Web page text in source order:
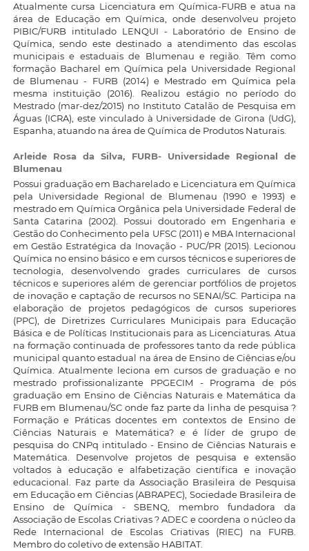
Atualmente cursa Licenciatura em Química-FURB e atua na
área de Educação em Química, onde desenvolveu projeto
PIBIC/FURB intitulado LENQUI - Laboratório de Ensino de
Química, sendo este destinado a atendimento das escolas
municipais e estaduais de Blumenau e região. Têm como
formação Bacharel em Química pela Universidade Regional
de Blumenau - FURB (2014) e Mestrado em Química pela
mesma instituição (2016). Realizou estágio no período do
Mestrado (mar-dez/2015) no Instituto Catalão de Pesquisa em
Águas (ICRA), este vinculado à Universidade de Girona (UdG),
Espanha, atuando na área de Química de Produtos Naturais.
Arleide Rosa da Silva, FURB- Universidade Regional de
Blumenau
Possui graduação em Bacharelado e Licenciatura em Química
pela Universidade Regional de Blumenau (1990 e 1993) e
mestrado em Química Orgânica pela Universidade Federal de
Santa Catarina (2002). Possui doutorado em Engenharia e
Gestão do Conhecimento pela UFSC (2011) e MBA Internacional
em Gestão Estratégica da Inovação - PUC/PR (2015). Lecionou
Química no ensino básico e em cursos técnicos e superiores de
tecnologia, desenvolvendo grades curriculares de cursos
técnicos e superiores além de gerenciar portfólios de projetos
de inovação e captação de recursos no SENAI/SC. Participa na
elaboração de projetos pedagógicos de cursos superiores
(PPC), de Diretrizes Curriculares Municipais para Educação
Básica e de Políticas Institucionais para as Licenciaturas. Atua
na formação continuada de professores tanto da rede pública
municipal quanto estadual na área de Ensino de Ciências e/ou
Química. Atualmente leciona em cursos de graduação e no
mestrado profissionalizante PPGECIM - Programa de pós
graduação em Ensino de Ciências Naturais e Matemática da
FURB em Blumenau/SC onde faz parte da linha de pesquisa ?
Formação e Práticas docentes em contextos de Ensino de
Ciências Naturais e Matemática? e é líder de grupo de
pesquisa do CNPq intitulado - Ensino de Ciências Naturais e
Matemática. Desenvolve projetos de pesquisa e extensão
voltados à educação e alfabetização científica e inovação
educacional. Faz parte da Associação Brasileira de Pesquisa
em Educação em Ciências (ABRAPEC), Sociedade Brasileira de
Ensino de Química - SBENQ, membro fundadora da
Associação de Escolas Criativas ? ADEC e coordena o núcleo da
Rede Internacional de Escolas Criativas (RIEC) na FURB.
Membro do coletivo de extensão HABITAT.